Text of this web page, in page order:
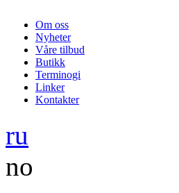
Om oss
Nyheter
Våre tilbud
Butikk
Terminogi
Linker
Kontakter
ru
no